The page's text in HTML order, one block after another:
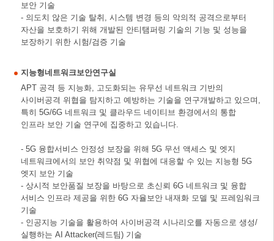
보안 기술
- 의도치 않은 기술 탈취, 시스템 변경 등의 악의적 공격으로부터
자산을 보호하기 위해 개발된 안티탬퍼링 기술의 기능 및 성능을
보장하기 위한 시험/검증 기술
지능형네트워크보안연구실
APT 공격 등 지능화, 고도화되는 유무선 네트워크 기반의
사이버공격 위협을 탐지하고 예방하는 기술을 연구개발하고 있으며,
특히 5G/6G 네트워크 및 클라우드 네이티브 환경에서의 통합
인프라 보안 기술 연구에 집중하고 있습니다.
- 5G 융합서비스 안정성 보장을 위해 5G 무선 액세스 및 엣지
네트워크에서의 보안 취약점 및 위협에 대응할 수 있는 지능형 5G
엣지 보안 기술
- 상시적 보안품질 보장을 바탕으로 초신뢰 6G 네트워크 및 융합
서비스 인프라 제공을 위한 6G 자율보안 내재화 모델 및 프레임워크
기술
- 인공지능 기술을 활용하여 사이버공격 시나리오를 자동으로 생성/
실행하는 AI Attacker(레드팀) 기술